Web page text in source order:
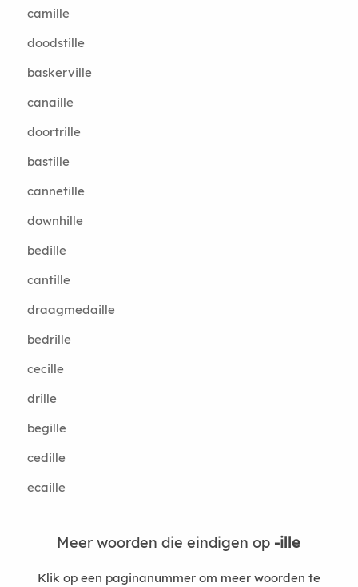
camille
doodstille
baskerville
canaille
doortrille
bastille
cannetille
downhille
bedille
cantille
draagmedaille
bedrille
cecille
drille
begille
cedille
ecaille
Meer woorden die eindigen op -ille
Klik op een paginanummer om meer woorden te